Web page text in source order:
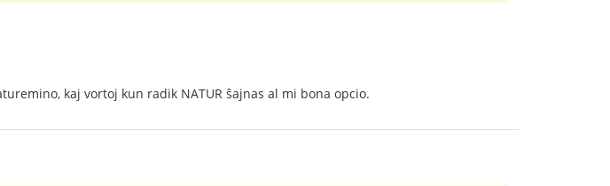
kaj vortoj kun radik NATUR ŝajnas al mi bona opcio.